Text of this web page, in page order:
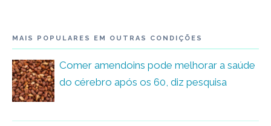
MAIS POPULARES EM OUTRAS CONDIÇÕES
Comer amendoins pode melhorar a saúde
do cérebro após os 60, diz pesquisa